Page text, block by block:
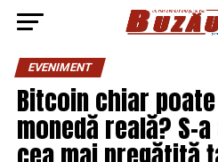
EVENIMENT
Bitcoin chiar
monedă reală? S-